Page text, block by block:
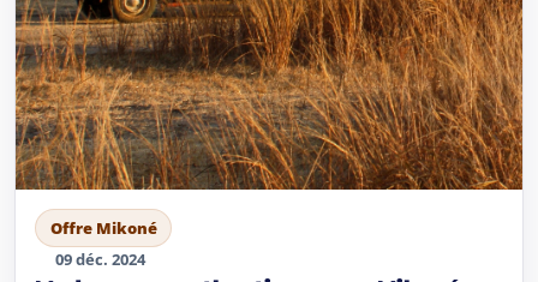
Offre Mikoné
09 déc. 2024